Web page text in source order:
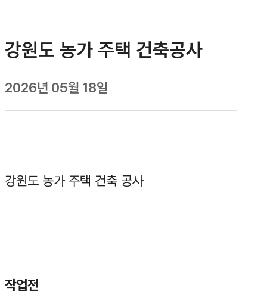
강원도 농가 주택 건축공사
2026년 05월 18일
강원도 농가 주택 건축 공사
작업전